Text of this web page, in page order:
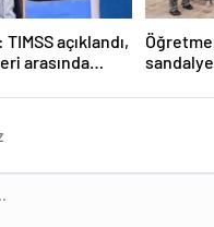
açıklandı,
arasında